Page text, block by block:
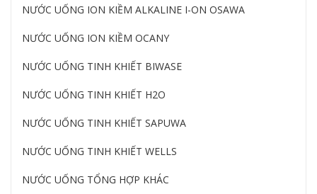
NƯỚC UỐNG ION KIỀM ALKALINE I-ON OSAWA
NƯỚC UỐNG ION KIỀM OCANY
NƯỚC UỐNG TINH KHIẾT BIWASE
NƯỚC UỐNG TINH KHIẾT H2O
NƯỚC UỐNG TINH KHIẾT SAPUWA
NƯỚC UỐNG TINH KHIẾT WELLS
NƯỚC UỐNG TỔNG HỢP KHÁC